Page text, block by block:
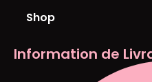
Shop
Information de